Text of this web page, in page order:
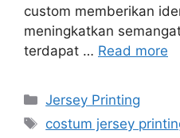
custom memberikan
meningkatkan
terdapat … Read more
Categories
Jersey Printing
Tags
costum jersey